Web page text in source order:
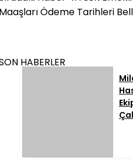
Ödeme Tarihleri
HABERLER